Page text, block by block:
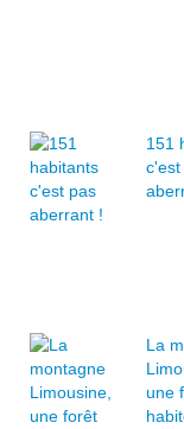
151
c'est
La
une